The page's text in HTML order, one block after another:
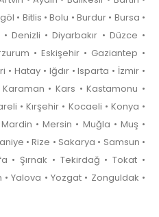
• Bitlis • Bolu • Burdur • Bursa •
Denizli • Diyarbakır • Düzce •
• Eskişehir • Gaziantep •
Hatay • Iğdır • Isparta • İzmir •
• Kars • Kastamonu •
• Kırşehir • Kocaeli • Konya •
• Mersin • Muğla • Muş •
• Rize • Sakarya • Samsun •
• Şırnak • Tekirdağ • Tokat •
Yalova • Yozgat • Zonguldak •